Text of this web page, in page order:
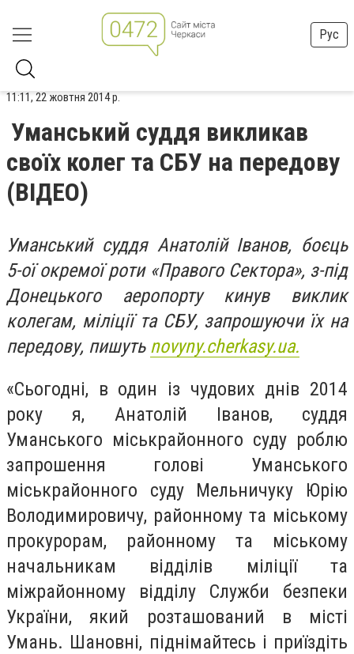
Рус
11:11, 22 жовтня 2014 р.
Уманський суддя викликав
своїх колег та СБУ на передову
(ВІДЕО)
Уманський суддя Анатолій Іванов, боєць
5-ої окремої роти «Правого Сектора», з-під
Донецького аеропорту кинув виклик
колегам, міліції та СБУ, запрошуючи їх на
передову, пишуть novyny.cherkasy.ua.
«Сьогодні, в один із чудових днів 2014
року я, Анатолій Іванов, суддя
Уманського міськрайонного суду роблю
запрошення голові Уманського
міськрайонного суду Мельничуку Юрію
Володимировичу, районному та міському
прокурорам, районному та міському
начальникам відділів міліції та
міжрайонному відділу Служби безпеки
України, який розташований в місті
Умань. Шановні, піднімайтесь і приїздіть